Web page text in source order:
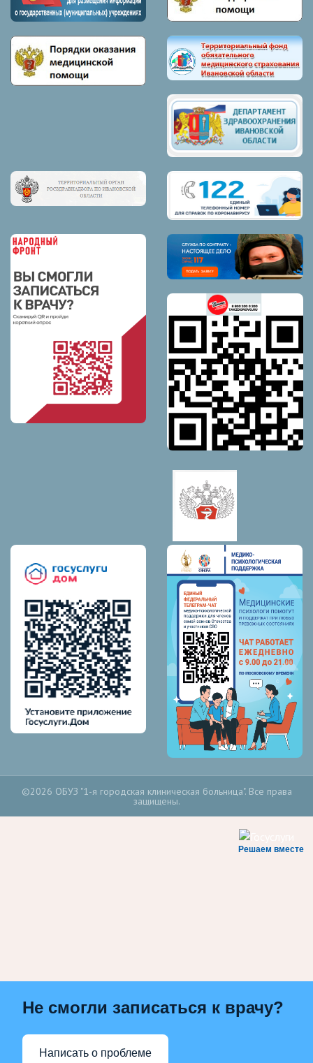
©2026 ОБУЗ "1-я городская клиническая больница". Все права
защищены.
Решаем вместе
Не смогли записаться к врачу?
Написать о проблеме